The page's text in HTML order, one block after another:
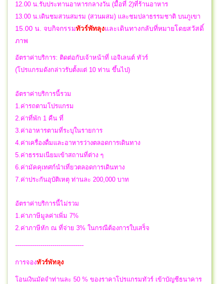
12.00 น.รับประทานอาหารกลางวัน (มื้อที่ 2)ที่ร้านอาหาร
13.00 น.เดินชมสวนสมรม (สวนผสม) และชมปลาธรรมชาติ บนภูเขา
15.00 น. จบกิจกรรมทัวร์พัทลุงและเดินทางกลับที่หมายโดยสวัสดิ์
ภาพ
อัตราค่าบริการ: ติดต่อกับเจ้าหน้าที่ เอจิเลนต์ ทัวร์
(โปรแกรมดังกล่าวรับตั้งแต่ 10 ท่าน ขึ้นไป)
อัตราค่าบริการนี้รวม
1.ค่ารถตามโปรแกรม
2.ค่าที่พัก 1 คืน ที่
3.ค่าอาหารตามที่ระบุในรายการ
4.ค่าเครื่องดื่มและอาหารว่างตลอดการเดินทาง
5.ค่าธรรมเนียมเข้าสถานที่ต่าง ๆ
6.ค่ามัคคุเทศก์นำเที่ยวตลอดการเดินทาง
7.ค่าประกันอุบัติเหตุ ท่านละ 200,000 บาท
อัตราค่าบริการนี้ไม่รวม
1.ค่าภาษีมูลค่าเพิ่ม 7%
2.ค่าภาษีหัก ณ ที่จ่าย 3% ในกรณีต้องการใบเสร็จ
-----------------------------------
การจองทัวร์พัทลุง
โอนเงินมัดจำท่านละ 50 % ของราคาโปรแกรมทัวร์ เข้าบัญชีธนาคาร